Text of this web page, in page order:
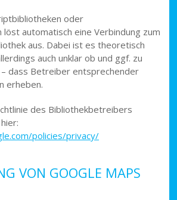
oder
löst automatisch eine Verbindung zum
aus. Dabei ist es theoretisch
auch unklar ob und ggf. zu
dass Betreiber entsprechender
erheben.
des Bibliothekbetreibers
policies/privacy/
VON GOOGLE MAPS